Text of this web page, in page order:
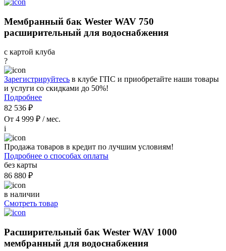
Мембранный бак Wester WAV 750
расширительный для водоснабжения
с картой клуба
?
Зарегистрируйтесь в клубе ГПС и приобретайте наши товары
и услуги со скидками до 50%!
Подробнее
82 536 ₽
От 4 999 ₽ / мес.
i
Продажа товаров в кредит по лучшим условиям!
Подробнее о способах оплаты
без карты
86 880 ₽
в наличии
Смотреть товар
Расширительный бак Wester WAV 1000
мембранный для водоснабжения